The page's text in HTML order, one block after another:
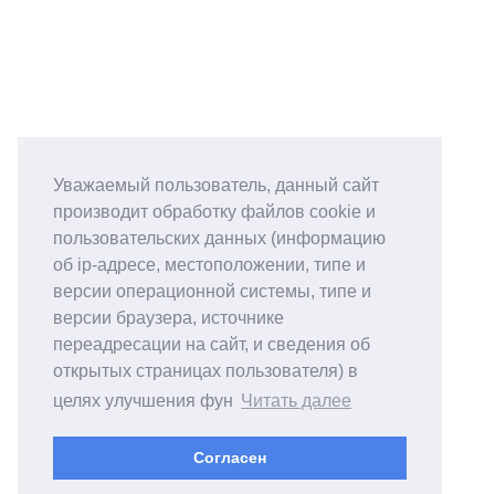
Уважаемый пользователь, данный сайт
производит обработку файлов cookie и
пользовательских данных (информацию
об ip-адресе, местоположении, типе и
версии операционной системы, типе и
версии браузера, источнике
переадресации на сайт, и сведения об
открытых страницах пользователя) в
целях улучшения фун Читать далее
Согласен